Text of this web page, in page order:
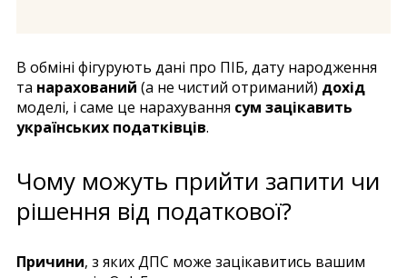
В обміні фігурують дані про ПІБ, дату народження
та нарахований (а не чистий отриманий) дохід
моделі, і саме це нарахування сум зацікавить
українських податківців.
Чому можуть прийти запити чи
рішення від податкової?
Причини, з яких ДПС може зацікавитись вашим